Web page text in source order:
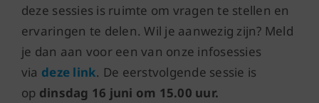
deze sessies is ruimte om vragen te stellen en
ervaringen te delen. Wil je aanwezig zijn? Meld
je dan aan voor een van onze infosessies
via deze link. De eerstvolgende sessie is
op dinsdag 16 juni om 15.00 uur.